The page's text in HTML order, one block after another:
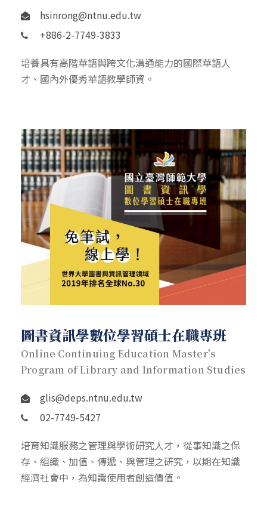
hsinrong@ntnu.edu.tw
+886-2-7749-3833
培養具有高階華語與跨文化溝通能力的國際華語人
才、國內外優秀華語教學師資。
圖書資訊學數位學習碩士在職專班
Online Continuing Education Master's
Program of Library and Information Studies
glis@deps.ntnu.edu.tw
02-7749-5427
培育知識服務之管理與學術研究人才，從事知識之保
存、組織、加值、傳遞、與管理之研究，以期在知識
經濟社會中，為知識使用者創造價值。